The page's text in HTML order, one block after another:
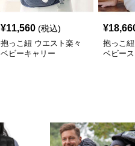
¥11,560 (税込)
抱っこ紐 ウエスト楽々
ベビーキャリー
¥
抱っこ
ベビー